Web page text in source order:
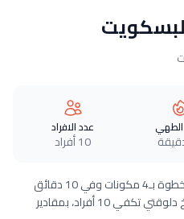
عدد الافراد
10 أفراد
طريقة عمل خليط البسكويت خطوة بخطوة بـ4 مكونات وفي 10 دقائق
فقط. وصفة سهلة ومجرّبة من مطبخ دلوقتي تكفي 10 أفراد، بمقادير